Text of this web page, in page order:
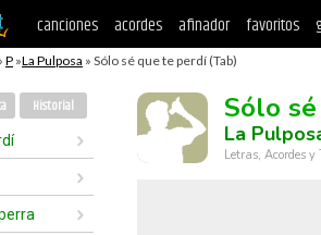
canciones acordes afinador favoritos
P »La Pulposa » Sólo sé que te perdí (Tab)
Historial Sólo
La
Letras, Acordes